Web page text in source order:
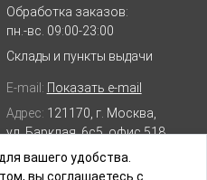
Обработка заказов:
пн.-вс. 09:00-23:00
Склады и пункты выдачи
E-mail: Показать e-mail
Адрес: 121170, г. Москва,
ул. Барклая, 6с5, офис 518
Посмотреть на
вашего удобства.
вы соглашаетесь с